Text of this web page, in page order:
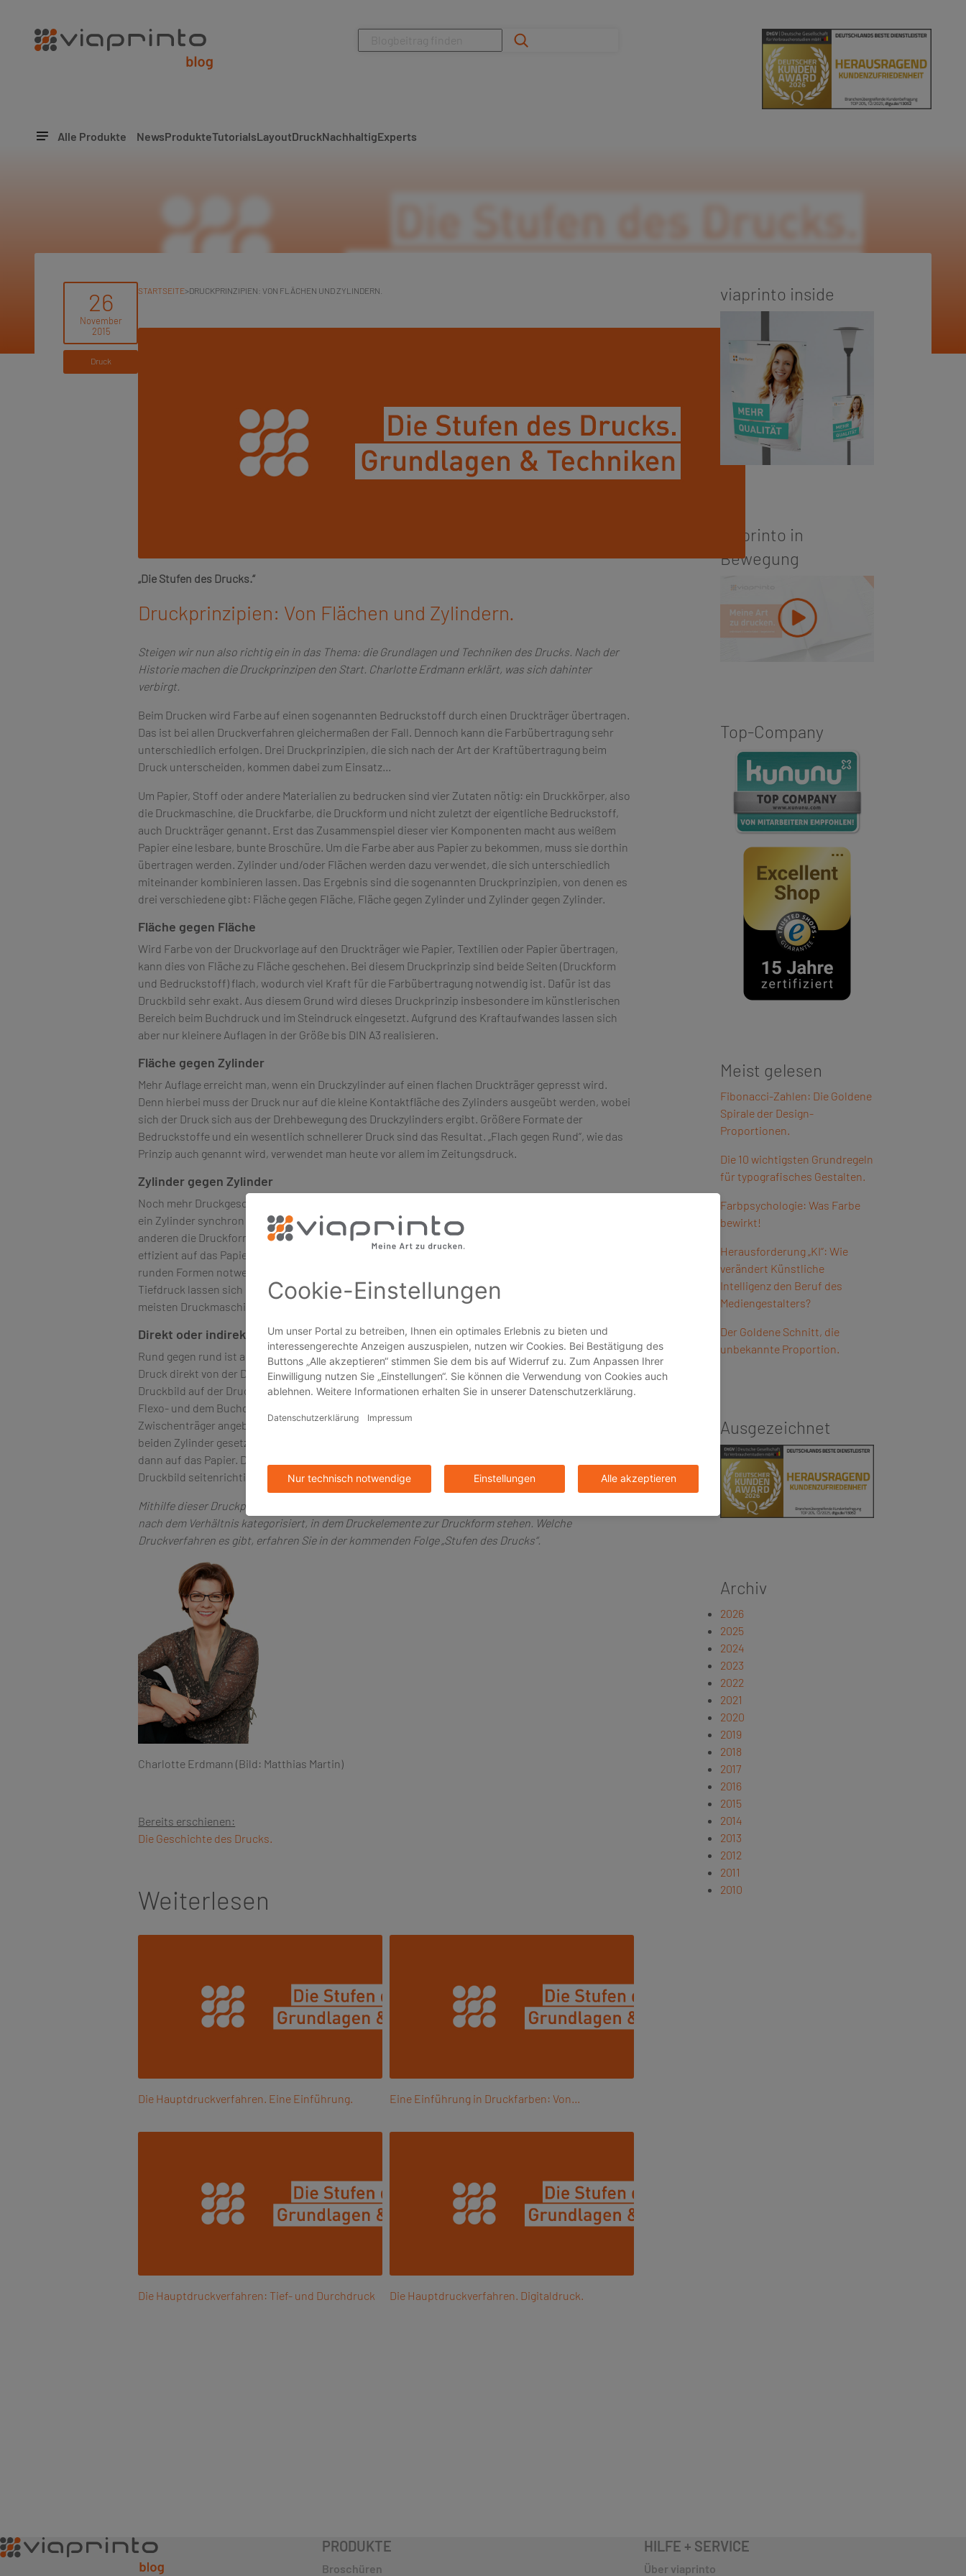
Suchen
Alle Produkte NewsProdukteTutorialsLayoutDruckNachhaltigExperts
Druck
STARTSEITE>DRUCKPRINZIPIEN: VON FLÄCHEN UND ZYLINDERN.
„Die Stufen des Drucks.“
Druckprinzipien: Von Flächen und Zylindern.
Steigen wir nun also richtig ein in das Thema: die Grundlagen und Techniken des Drucks. Nach der
Historie machen die Druckprinzipen den Start. Charlotte Erdmann erklärt, was sich dahinter
verbirgt.
Beim Drucken wird Farbe auf einen sogenannten Bedruckstoff durch einen Druckträger übertragen.
Das ist bei allen Druckverfahren gleichermaßen der Fall. Dennoch kann die Farbübertragung sehr
unterschiedlich erfolgen. Drei Druckprinzipien, die sich nach der Art der Kraftübertragung beim
Druck unterscheiden, kommen dabei zum Einsatz…
Um Papier, Stoff oder andere Materialien zu bedrucken sind vier Zutaten nötig: ein Druckkörper, also
die Druckmaschine, die Druckfarbe, die Druckform und nicht zuletzt der eigentliche Bedruckstoff,
auch Druckträger genannt. Erst das Zusammenspiel dieser vier Komponenten macht aus weißem
Papier eine lesbare, bunte Broschüre. Um die Farbe aber aus Papier zu bekommen, muss sie dorthin
übertragen werden. Zylinder und/oder Flächen werden dazu verwendet, die sich unterschiedlich
miteinander kombinieren lassen. Das Ergebnis sind die sogenannten Druckprinzipien, von denen es
drei verschiedene gibt: Fläche gegen Fläche, Fläche gegen Zylinder und Zylinder gegen Zylinder.
Fläche gegen Fläche
Wird Farbe von der Druckvorlage auf den Druckträger wie Papier, Textilien oder Papier übertragen,
kann dies von Fläche zu Fläche geschehen. Bei diesem Druckprinzip sind beide Seiten (Druckform
und Bedruckstoff) flach, wodurch viel Kraft für die Farbübertragung notwendig ist. Dafür ist das
Druckbild sehr exakt. Aus diesem Grund wird dieses Druckprinzip insbesondere im künstlerischen
Bereich beim Buchdruck und im Steindruck eingesetzt. Aufgrund des Kraftaufwandes lassen sich
aber nur kleinere Auflagen in der Größe bis DIN A3 realisieren.
Fläche gegen Zylinder
Mehr Auflage erreicht man, wenn ein Druckzylinder auf einen flachen Druckträger gepresst wird.
Denn hierbei muss der Druck nur auf die kleine Kontaktfläche des Zylinders ausgeübt werden, wobei
sich der Druck sich aus der Drehbewegung des Druckzylinders ergibt. Größere Formate der
Bedruckstoffe und ein wesentlich schnellerer Druck sind das Resultat. „Flach gegen Rund“, wie das
Prinzip auch genannt wird, verwendet man heute vor allem im Zeitungsdruck.
Zylinder gegen Zylinder
Noch mehr Druckgeschwindigkeit bekommt man, wenn entweder zwei Zylinder oder ein Bogen und
ein Zylinder synchron rotieren und sich dabei auf der einen Seite der Bedruckstoff und auf der
anderen die Druckform zur Farbübertragung befindet. So kann die Farbe schnellstmöglich und
effizient auf das Papier übertragen werden, denn es ist nur ein sehr geringer Andruck der beiden
runden Formen notwendig. Hohe Auflagen im (Bogen- und Rollen-)Offsetdruck, aber auch im
Tiefdruck lassen sich so in kurzer Zeit umsetzen. Dieses Druckprinzip wird heutzutage bei den
meisten Druckmaschinen eingesetzt.
Direkt oder indirekt
Rund gegen rund ist aber nicht nur effizient, es lässt sich auch direkt oder indirekt nutzen. Wird der
Druck direkt von der Druckform auf den Bedruckstoff übertragen, muss dazu allerdings das
Druckbild auf der Druckform seitenverkehrt sein. Den direkten Druck setzt man vor allem beim
Flexo- und dem Buchdruck ein. Ist zwischen dem Druckträger und dem Bedruckstoff noch ein
Zwischenträger angebracht, nennt man dies einen indirekten Druck. Dabei nimmt der zwischen die
beiden Zylinder gesetzte zusätzliche Zylinder die Farbe von der Druckplatte auf und überträgt sie
dann auf das Papier. Der Offsetdruck und der Tampondruck arbeiten auf diese Weise, bei der das
Druckbild seitenrichtig auf den Druckträger aufgebracht werden muss.
Mithilfe dieser Druckprinzipien werden die unterschiedlichen Druckverfahren umgesetzt. Sie werden
nach dem Verhältnis kategorisiert, in dem Druckelemente zur Druckform stehen. Welche
Druckverfahren es gibt, erfahren Sie in der kommenden Folge „Stufen des Drucks“.
Charlotte Erdmann (Bild: Matthias Martin)
Bereits erschienen:
Die Geschichte des Drucks.
Weiterlesen
Die Hauptdruckverfahren. Eine Einführung. Eine Einführung in Druckfarben: Von…
Die Hauptdruckverfahren: Tief- und Durchdruck Die Hauptdruckverfahren. Digitaldruck.
viaprinto inside
viaprinto in
Bewegung
Top-Company
Meist gelesen
Fibonacci-Zahlen: Die Goldene
Spirale der Design-
Proportionen.
Die 10 wichtigsten Grundregeln
für typografisches Gestalten.
Farbpsychologie: Was Farbe
bewirkt!
Herausforderung „KI“: Wie
verändert Künstliche
Intelligenz den Beruf des
Mediengestalters?
Der Goldene Schnitt, die
unbekannte Proportion.
Ausgezeichnet
Archiv
2026
2025
2024
2023
2022
2021
2020
2019
2018
2017
2016
2015
2014
2013
2012
2011
2010
PRODUKTE
Broschüren
HILFE + SERVICE
Über viaprinto